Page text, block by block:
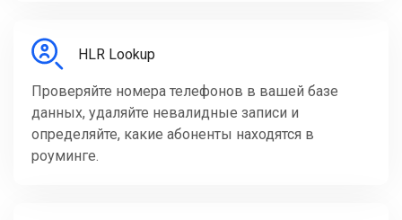
HLR Lookup
Проверяйте номера телефонов в вашей базе
данных, удаляйте невалидные записи и
определяйте, какие абоненты находятся в
роуминге.